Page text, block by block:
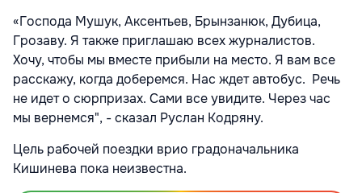
«Господа Мушук, Аксентьев, Брынзанюк, Дубица,
Грозаву. Я также приглашаю всех журналистов.
Хочу, чтобы мы вместе прибыли на место. Я вам все
расскажу, когда доберемся. Нас ждет автобус. Речь
не идет о сюрпризах. Сами все увидите. Через час
мы вернемся", - сказал Руслан Кодряну.
Цель рабочей поездки врио градоначальника
Кишинева пока неизвестна.